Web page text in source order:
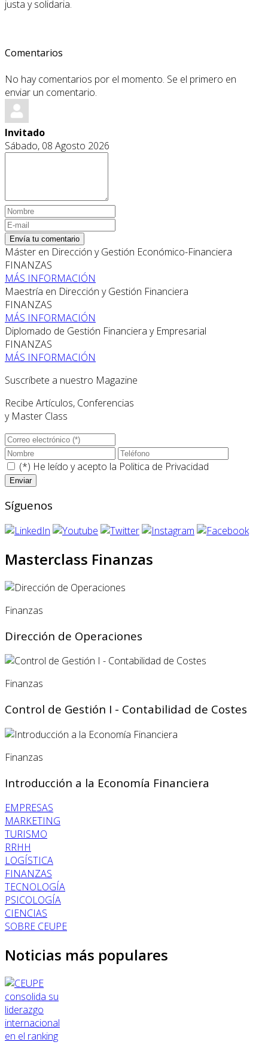
justa y solidaria.
Comentarios
No hay comentarios por el momento. Se el primero en
enviar un comentario.
Invitado
Sábado, 08 Agosto 2026
Envía tu comentario
Máster en Dirección y Gestión Económico-Financiera
FINANZAS
MÁS INFORMACIÓN
Maestría en Dirección y Gestión Financiera
FINANZAS
MÁS INFORMACIÓN
Diplomado de Gestión Financiera y Empresarial
FINANZAS
MÁS INFORMACIÓN
Suscríbete a nuestro Magazine
Recibe Artículos, Conferencias
y Master Class
(*) He leído y acepto la Politica de Privacidad
Síguenos
Masterclass Finanzas
Finanzas
Dirección de Operaciones
Finanzas
Control de Gestión I - Contabilidad de Costes
Finanzas
Introducción a la Economía Financiera
EMPRESAS
MARKETING
TURISMO
RRHH
LOGÍSTICA
FINANZAS
TECNOLOGÍA
PSICOLOGÍA
CIENCIAS
SOBRE CEUPE
Noticias más populares